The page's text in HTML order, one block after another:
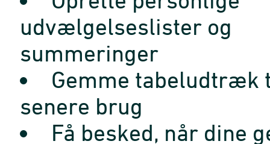
udvælgelseslister og
summeringer
Gemme tabeludtræk
senere brug
Få besked, når dine